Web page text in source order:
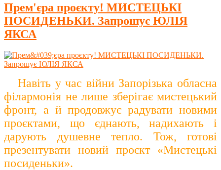
Прем'єра проєкту! МИСТЕЦЬКІ
ПОСИДЕНЬКИ. Запрошує ЮЛІЯ
ЯКСА
Навіть у час війни Запорізька обласна
філармонія не лише зберігає мистецький
фронт, а й продовжує радувати новими
проєктами, що єднають, надихають і
дарують душевне тепло. Тож, готові
презентувати новий проєкт «Мистецькі
посиденьки».